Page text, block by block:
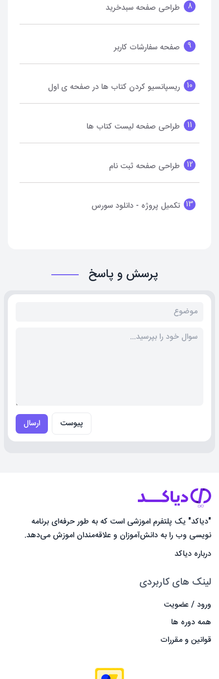
8 طراحی صفحه سبدخرید
9 صفحه سفارشات کاربر
10 ریسپانسیو کردن کتاب ها در صفحه ی اول
11 طراحی صفحه لیست کتاب ها
12 طراحی صفحه ثبت نام
13 تکمیل پروژه - دانلود سورس
پرسش و پاسخ
پیوست ارسال
"دیاکد" یک پلتفرم اموزشی است که به طور حرفه‌ای برنامه
نویسی وب را به دانش‌آموزان و علاقه‌مندان اموزش می‌دهد.
درباره دیاکد
لینک های کاربردی
ورود / عضویت
همه دوره ها
قوانین و مقررات